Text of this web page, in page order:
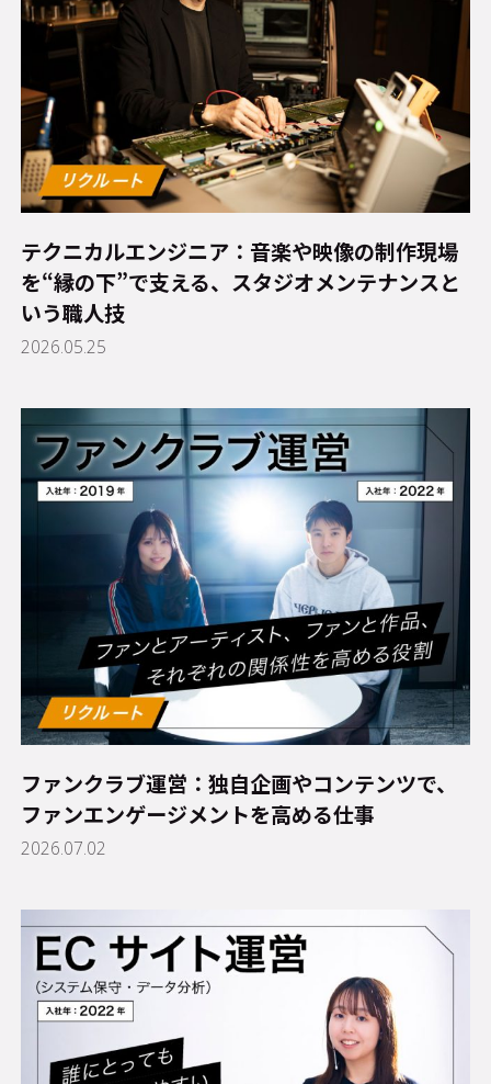
テクニカルエンジニア：音楽や映像の制作現場
を“縁の下”で支える、スタジオメンテナンスと
いう職人技
2026.05.25
ファンクラブ運営：独自企画やコンテンツで、
ファンエンゲージメントを高める仕事
2026.07.02